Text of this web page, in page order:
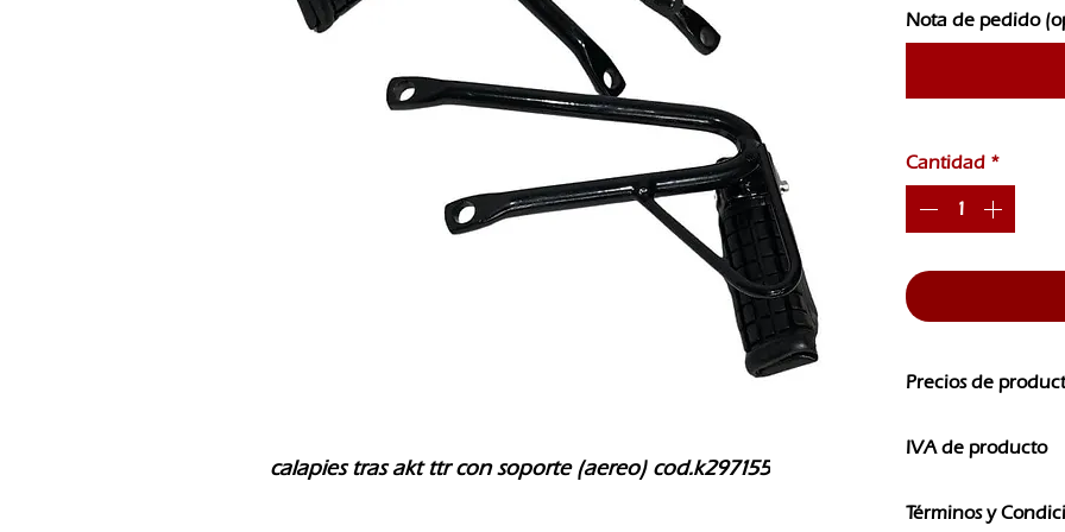
calapies tras akt ttr con soporte (aereo) cod.k297155
Nota de pedido
Cantidad *
Precios de
CAMBIOS SIN
IVA de producto
IVA
Términos y